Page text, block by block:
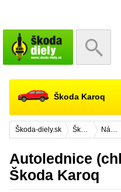
Škoda Karoq
Škoda-diely.sk Škoda Karoq Náhradné diely
Autolednice
Škoda Karoq